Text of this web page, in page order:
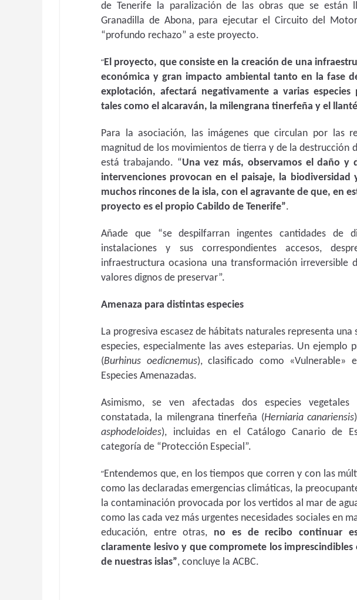
de Tenerife la paralización de las obras que se están
Granadilla de Abona, para ejecutar el Circuito del
“profundo rechazo” a este proyecto.
“El proyecto, que consiste en la creación de una
económica y gran impacto ambiental tanto en la fase
explotación, afectará negativamente a varias especies
tales como el alcaraván, la milengrana tinerfeña y el
Para la asociación, las imágenes que circulan por las
magnitud de los movimientos de tierra y de la destrucción
está trabajando. “Una vez más, observamos el daño
intervenciones provocan en el paisaje, la
muchos rincones de la isla, con el agravante de que, en
proyecto es el propio Cabildo de Tenerife”.
Añade que “se despilfarran ingentes cantidades de
instalaciones y sus correspondientes accesos,
infraestructura ocasiona una transformación irreversible
valores dignos de preservar”.
Amenaza para distintas especies
La progresiva escasez de hábitats naturales representa una
especies, especialmente las aves esteparias. Un ejemplo
(Burhinus oedicnemus), clasificado como «Vulnerable»
Especies Amenazadas.
Asimismo, se ven afectadas dos especies vegetales
constatada, la milengrana tinerfeña (Herniaria canariensis
asphodeloides), incluidas en el Catálogo Canario de
categoría de “Protección Especial”.
“Entendemos que, en los tiempos que corren y con las
como las declaradas emergencias climáticas, la
la contaminación provocada por los vertidos al mar de
como las cada vez más urgentes necesidades sociales en
educación, entre otras, no es de recibo continuar
claramente lesivo y que compromete los
de nuestras islas”, concluye la ACBC.